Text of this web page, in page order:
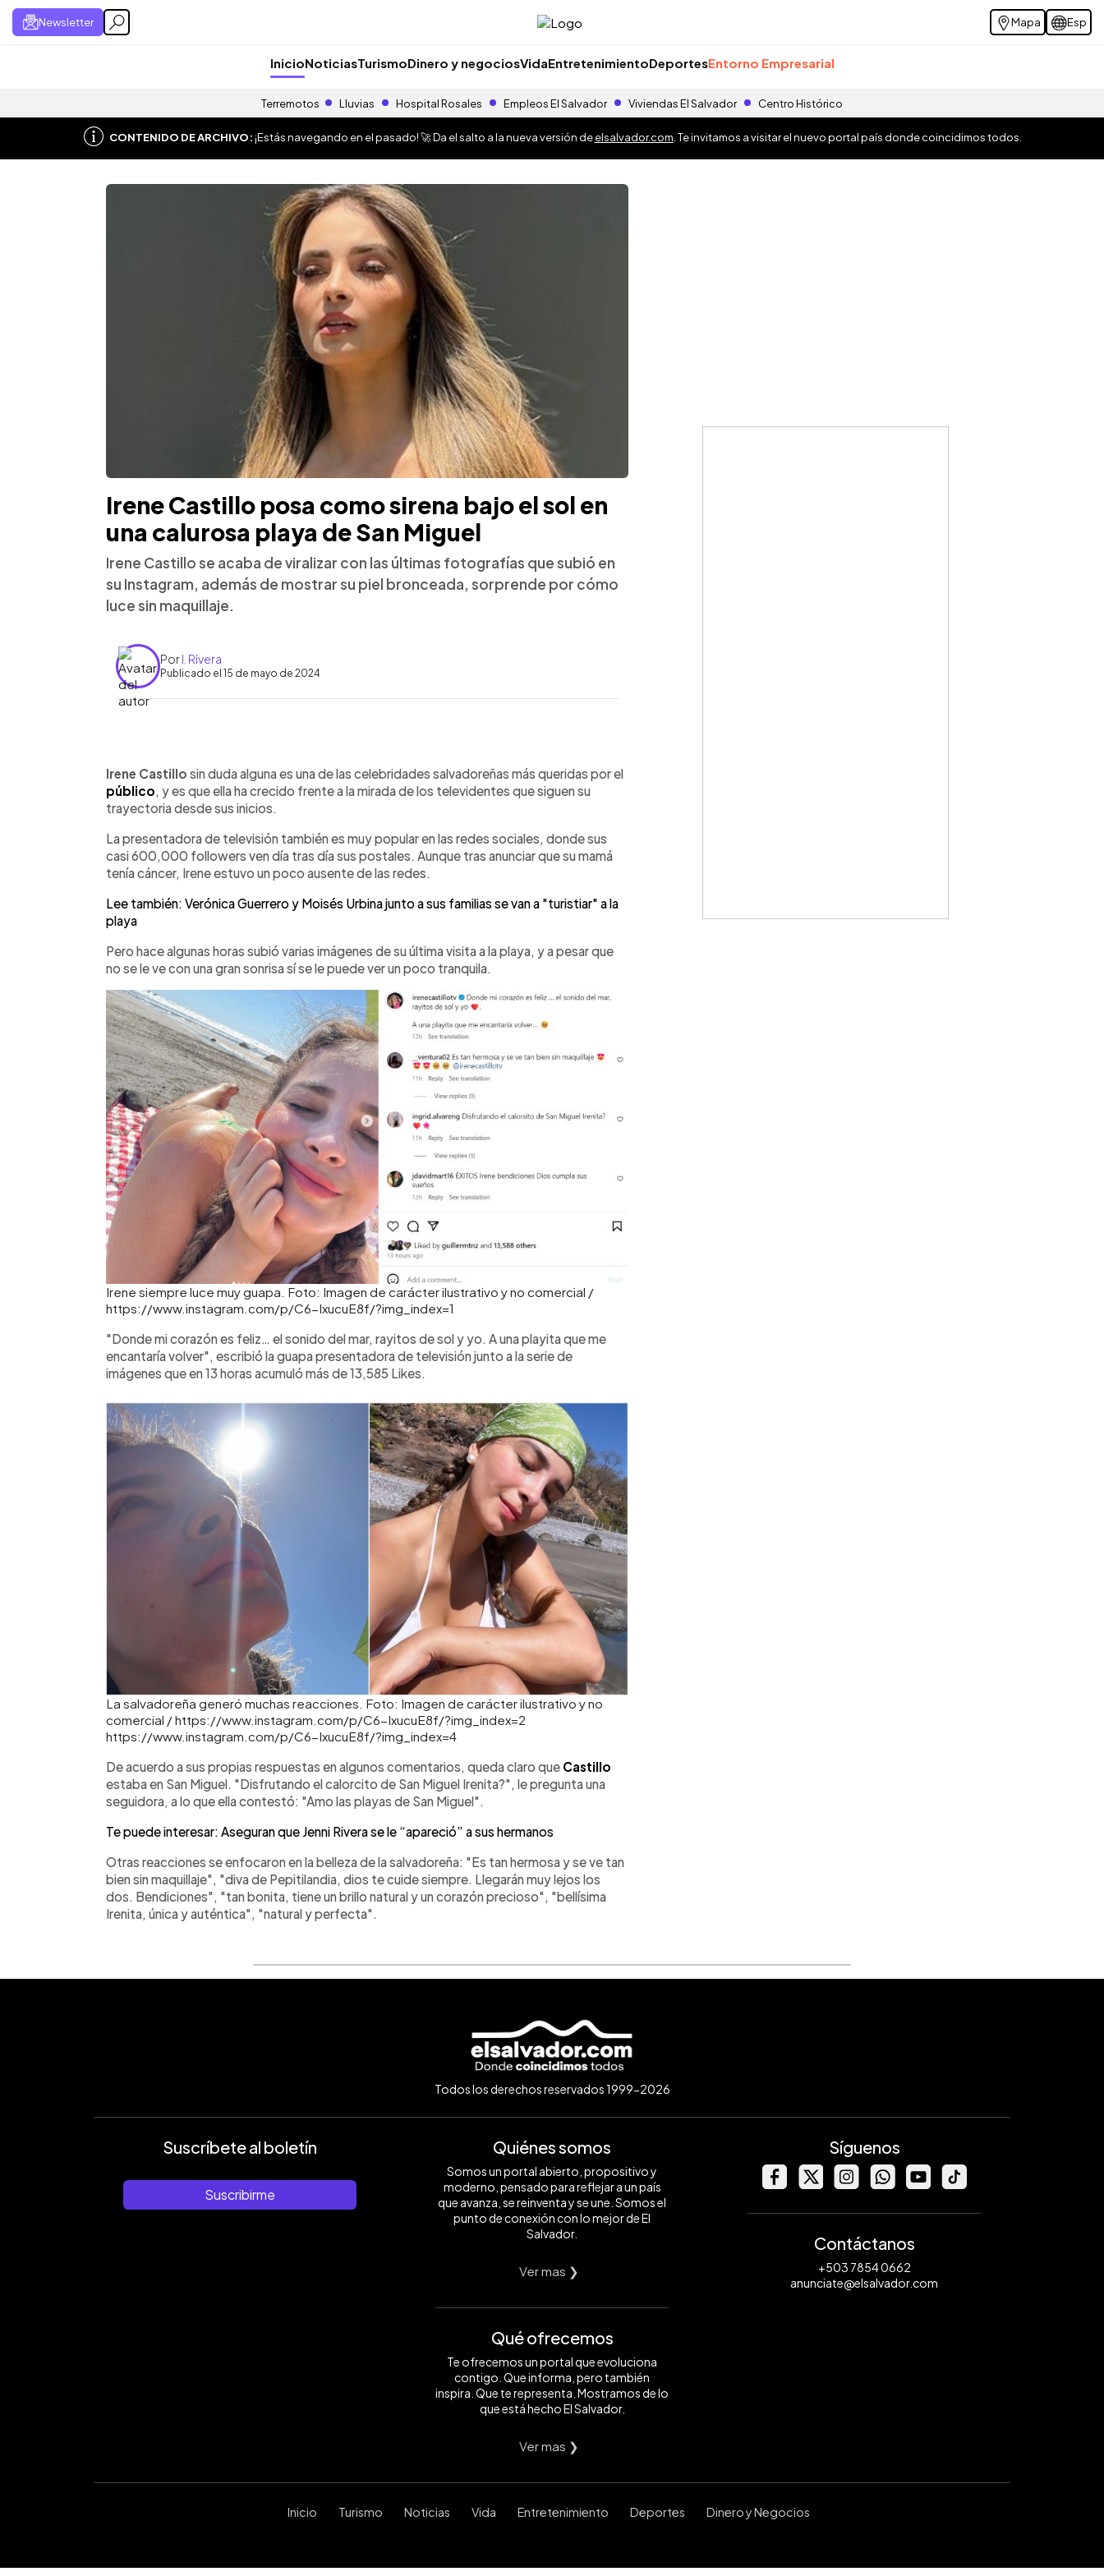
Newsletter Mapa Esp
InicioNoticiasTurismoDinero y negociosVidaEntretenimientoDeportesEntorno Empresarial
Terremotos Lluvias Hospital Rosales Empleos El Salvador Viviendas El Salvador Centro Histórico
CONTENIDO DE ARCHIVO:¡Estás navegando en el pasado! 🚀 Da el salto a la nueva versión deelsalvador.com . Te invitamos a visitar el nuevo portal país donde coincidimos todos.
Irene Castillo posa como sirena bajo el sol en
una calurosa playa de San Miguel
Irene Castillo se acaba de viralizar con las últimas fotografías que subió en
su Instagram, además de mostrar su piel bronceada, sorprende por cómo
luce sin maquillaje.
PorI. Rivera
Publicado el 15 de mayo de 2024
► Escuchar artículo
Irene Castillo sin duda alguna es una de las celebridades salvadoreñas más queridas por el
público , y es que ella ha crecido frente a la mirada de los televidentes que siguen su
trayectoria desde sus inicios.
La presentadora de televisión también es muy popular en las redes sociales, donde sus
casi 600,000 followers ven día tras día sus postales. Aunque tras anunciar que su mamá
tenía cáncer, Irene estuvo un poco ausente de las redes.
Lee también: Verónica Guerrero y Moisés Urbina junto a sus familias se van a "turistiar" a la
playa
Pero hace algunas horas subió varias imágenes de su última visita a la playa, y a pesar que
no se le ve con una gran sonrisa sí se le puede ver un poco tranquila.
Irene siempre luce muy guapa. Foto: Imagen de carácter ilustrativo y no comercial /
https://www.instagram.com/p/C6-IxucuE8f/?img_index=1
"Donde mi corazón es feliz… el sonido del mar, rayitos de sol y yo. A una playita que me
encantaría volver", escribió la guapa presentadora de televisión junto a la serie de
imágenes que en 13 horas acumuló más de 13,585 Likes.
La salvadoreña generó muchas reacciones. Foto: Imagen de carácter ilustrativo y no
comercial / https://www.instagram.com/p/C6-IxucuE8f/?img_index=2
https://www.instagram.com/p/C6-IxucuE8f/?img_index=4
De acuerdo a sus propias respuestas en algunos comentarios, queda claro que Castillo
estaba en San Miguel. "Disfrutando el calorcito de San Miguel Irenita?", le pregunta una
seguidora, a lo que ella contestó: "Amo las playas de San Miguel".
Te puede interesar: Aseguran que Jenni Rivera se le “apareció” a sus hermanos
Otras reacciones se enfocaron en la belleza de la salvadoreña: "Es tan hermosa y se ve tan
bien sin maquillaje", "diva de Pepitilandia, dios te cuide siempre. Llegarán muy lejos los
dos. Bendiciones", "tan bonita, tiene un brillo natural y un corazón precioso", "bellísima
Irenita, única y auténtica", "natural y perfecta".
Todos los derechos reservados 1999-2026
Suscríbete al boletín
Suscribirme
Quiénes somos
Somos un portal abierto, propositivo y
moderno, pensado para reflejar a un país
que avanza, se reinventa y se une. Somos el
punto de conexión con lo mejor de El
Salvador.
Ver mas ❯
Qué ofrecemos
Te ofrecemos un portal que evoluciona
contigo. Que informa, pero también
inspira. Que te representa. Mostramos de lo
que está hecho El Salvador.
Ver mas ❯
Síguenos
Contáctanos
+503 7854 0662
anunciate@elsalvador.com
Inicio Turismo Noticias Vida Entretenimiento Deportes Dinero y Negocios